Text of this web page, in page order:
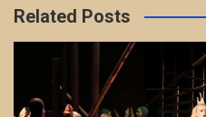
Related Posts